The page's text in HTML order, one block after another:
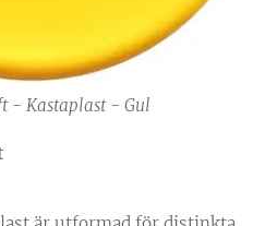
- Kastaplast - Gul